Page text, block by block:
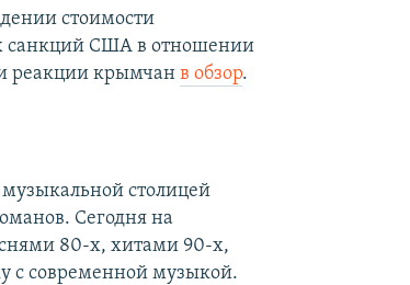
стоимости
санкций США в отношении
реакции крымчанв обзор.
музыкальной столицей
Сегодня на
80-х, хитами 90-х,
с современной музыкой.